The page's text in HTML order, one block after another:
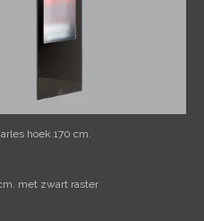
hoek 170 cm.
met zwart raster